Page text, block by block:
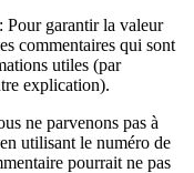
Pour garantir la valeur
commentaires qui sont
utiles (par
explication).
ne parvenons pas à
utilisant le numéro de
pourrait ne pas